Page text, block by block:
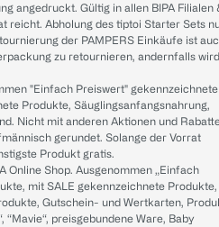
angedruckt. Gültig in allen BIPA Filialen
reicht. Abholung des tiptoi Starter Sets
der PAMPERS Einkäufe ist
zu retournieren, andernfalls wird
"Einfach Preiswert" gekennzeichnete
Produkte, Säuglingsanfangsnahrung,
Nicht mit anderen Aktionen und
gerundet. Solange der Vorrat
Produkt gratis.
Online Shop. Ausgenommen „Einfach
mit SALE gekennzeichnete Produkte,
Gutschein- und Wertkarten,
“Mavie“, preisgebundene Ware, Baby